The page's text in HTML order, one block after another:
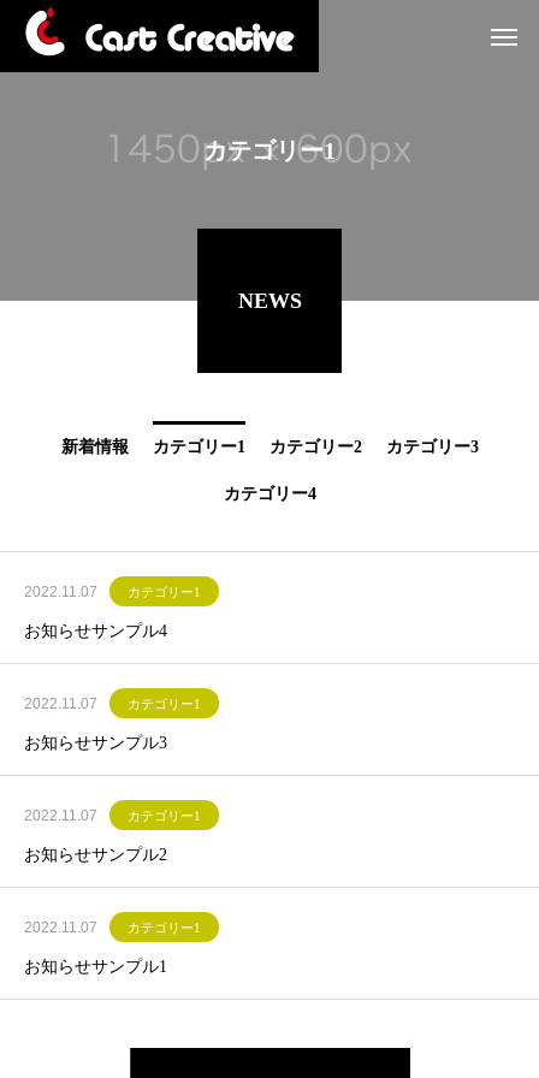
カテゴリー1
NEWS
新着情報 カテゴリー1 カテゴリー2 カテゴリー3
カテゴリー4
2022.11.07 カテゴリー1
お知らせサンプル4
2022.11.07 カテゴリー1
お知らせサンプル3
2022.11.07 カテゴリー1
お知らせサンプル2
2022.11.07 カテゴリー1
お知らせサンプル1